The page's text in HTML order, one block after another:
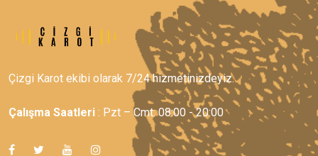
Çizgi Karot ekibi olarak 7/24 hizmetinizdeyiz.
Çalışma Saatleri : Pzt – Cmt: 08:00 - 20:00